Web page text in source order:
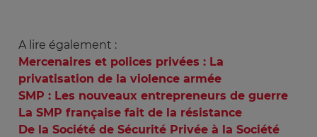
A lire également :
Mercenaires et polices privées : La
privatisation de la violence armée
SMP : Les nouveaux entrepreneurs de guerre
La SMP française fait de la résistance
De la Société de Sécurité Privée à la Société